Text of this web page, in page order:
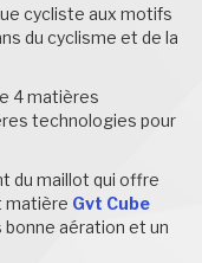
cycliste aux motifs
du cyclisme et de la
4 matières
technologies pour
du maillot qui offre
matière Gvt Cube
aération et un